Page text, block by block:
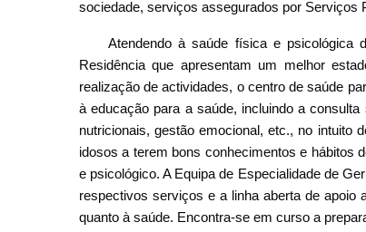
sociedade, serviços assegurados por Serviços
Atendendo à saúde física e psicológica
Residência que apresentam um melhor
realização de actividades, o centro de saúde
à educação para a saúde, incluindo a
nutricionais, gestão emocional, etc., no intuito
idosos a terem bons conhecimentos e hábitos
e psicológico. A Equipa de Especialidade de
respectivos serviços e a linha aberta de
quanto à saúde. Encontra-se em curso a